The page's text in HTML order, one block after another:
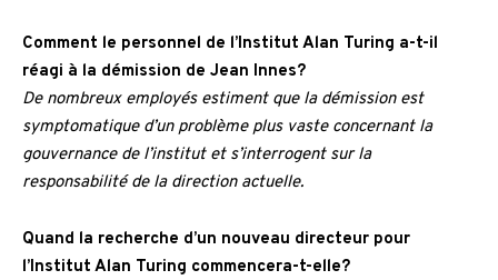
Comment le personnel de l’Institut Alan Turing a-t-il
réagi à la démission de Jean Innes?
De nombreux employés estiment que la démission est
symptomatique d’un problème plus vaste concernant la
gouvernance de l’institut et s’interrogent sur la
responsabilité de la direction actuelle.
Quand la recherche d’un nouveau directeur pour
l’Institut Alan Turing commencera-t-elle?